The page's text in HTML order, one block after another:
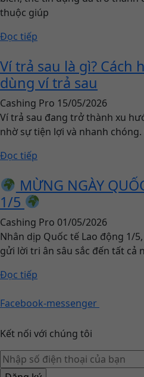
thuộc giúp
Đọc tiếp
Ví trả sau là gì? Cách
dùng ví trả sau
Cashing Pro 15/05/2026
Ví trả sau đang trở thành xu
nhờ sự tiện lợi và nhanh
Đọc tiếp
MỪNG NGÀY
1/5
Cashing Pro 01/05/2026
Nhân dịp Quốc tế Lao động 1/
gửi lời tri ân sâu sắc đến tất cả
Đọc tiếp
Facebook-messenger
Kết nối với chúng tôi